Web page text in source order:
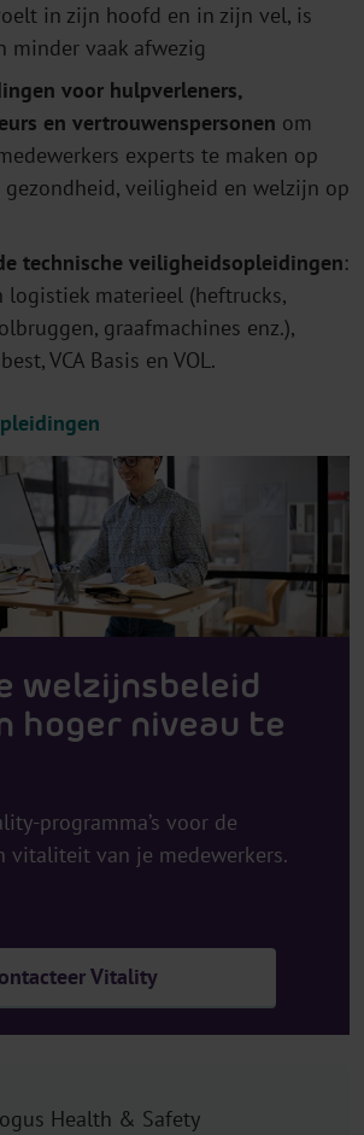
in zijn hoofd en in zijn vel, is
minder vaak afwezig
voor hulpverleners,
en vertrouwenspersonen om
experts te maken op
veiligheid en welzijn op
technische veiligheidsopleidingen:
logistiek materieel (heftrucks,
graafmachines enz.),
VCA Basis en VOL.
welzijnsbeleid
hoger niveau te
programma’s voor de
vitaliteit van je medewerkers.
Vitality
Health & Safety